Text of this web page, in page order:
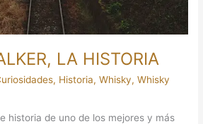
LA HISTORIA
, Historia,Whisky,Whisky
historia de uno de los mejores y más